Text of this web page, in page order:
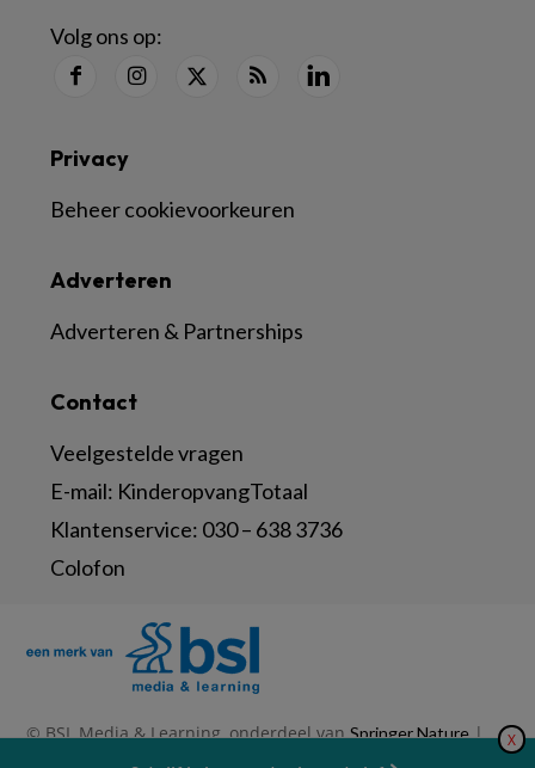
Volg ons op:
Contact
Veelgestelde vragen
E-mail: KinderopvangTotaal
Klantenservice: 030 – 638 3736
Colofon
Adverteren
Adverteren & Partnerships
Privacy
Beheer cookievoorkeuren
© BSL Media & Learning, onderdeel vanSpringer Nature| X